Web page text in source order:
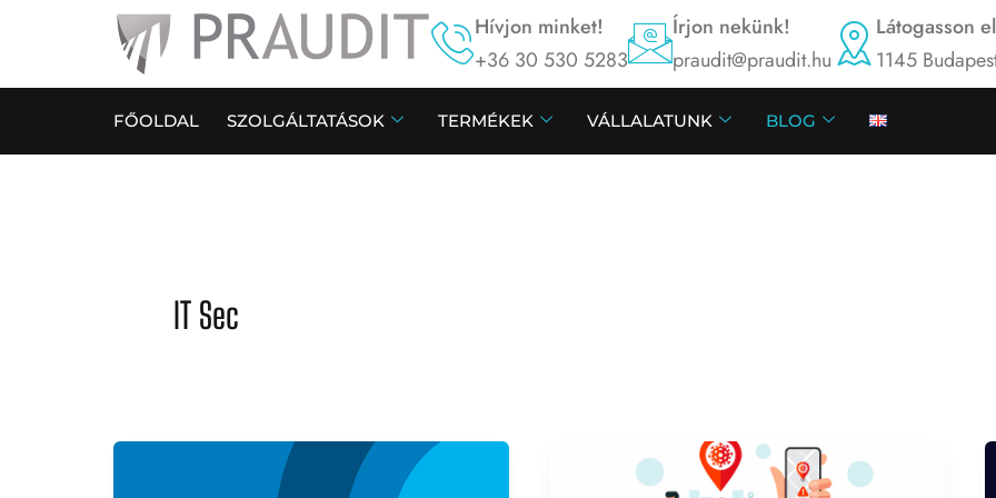
Hívjon minket!
+36 30 530 5283
Írjon nekünk!
praudit@praudit.hu
Látogasson
1145
FŐOLDAL SZOLGÁLTATÁSOK TERMÉKEK VÁLLALATUNK BLOG
IT Sec